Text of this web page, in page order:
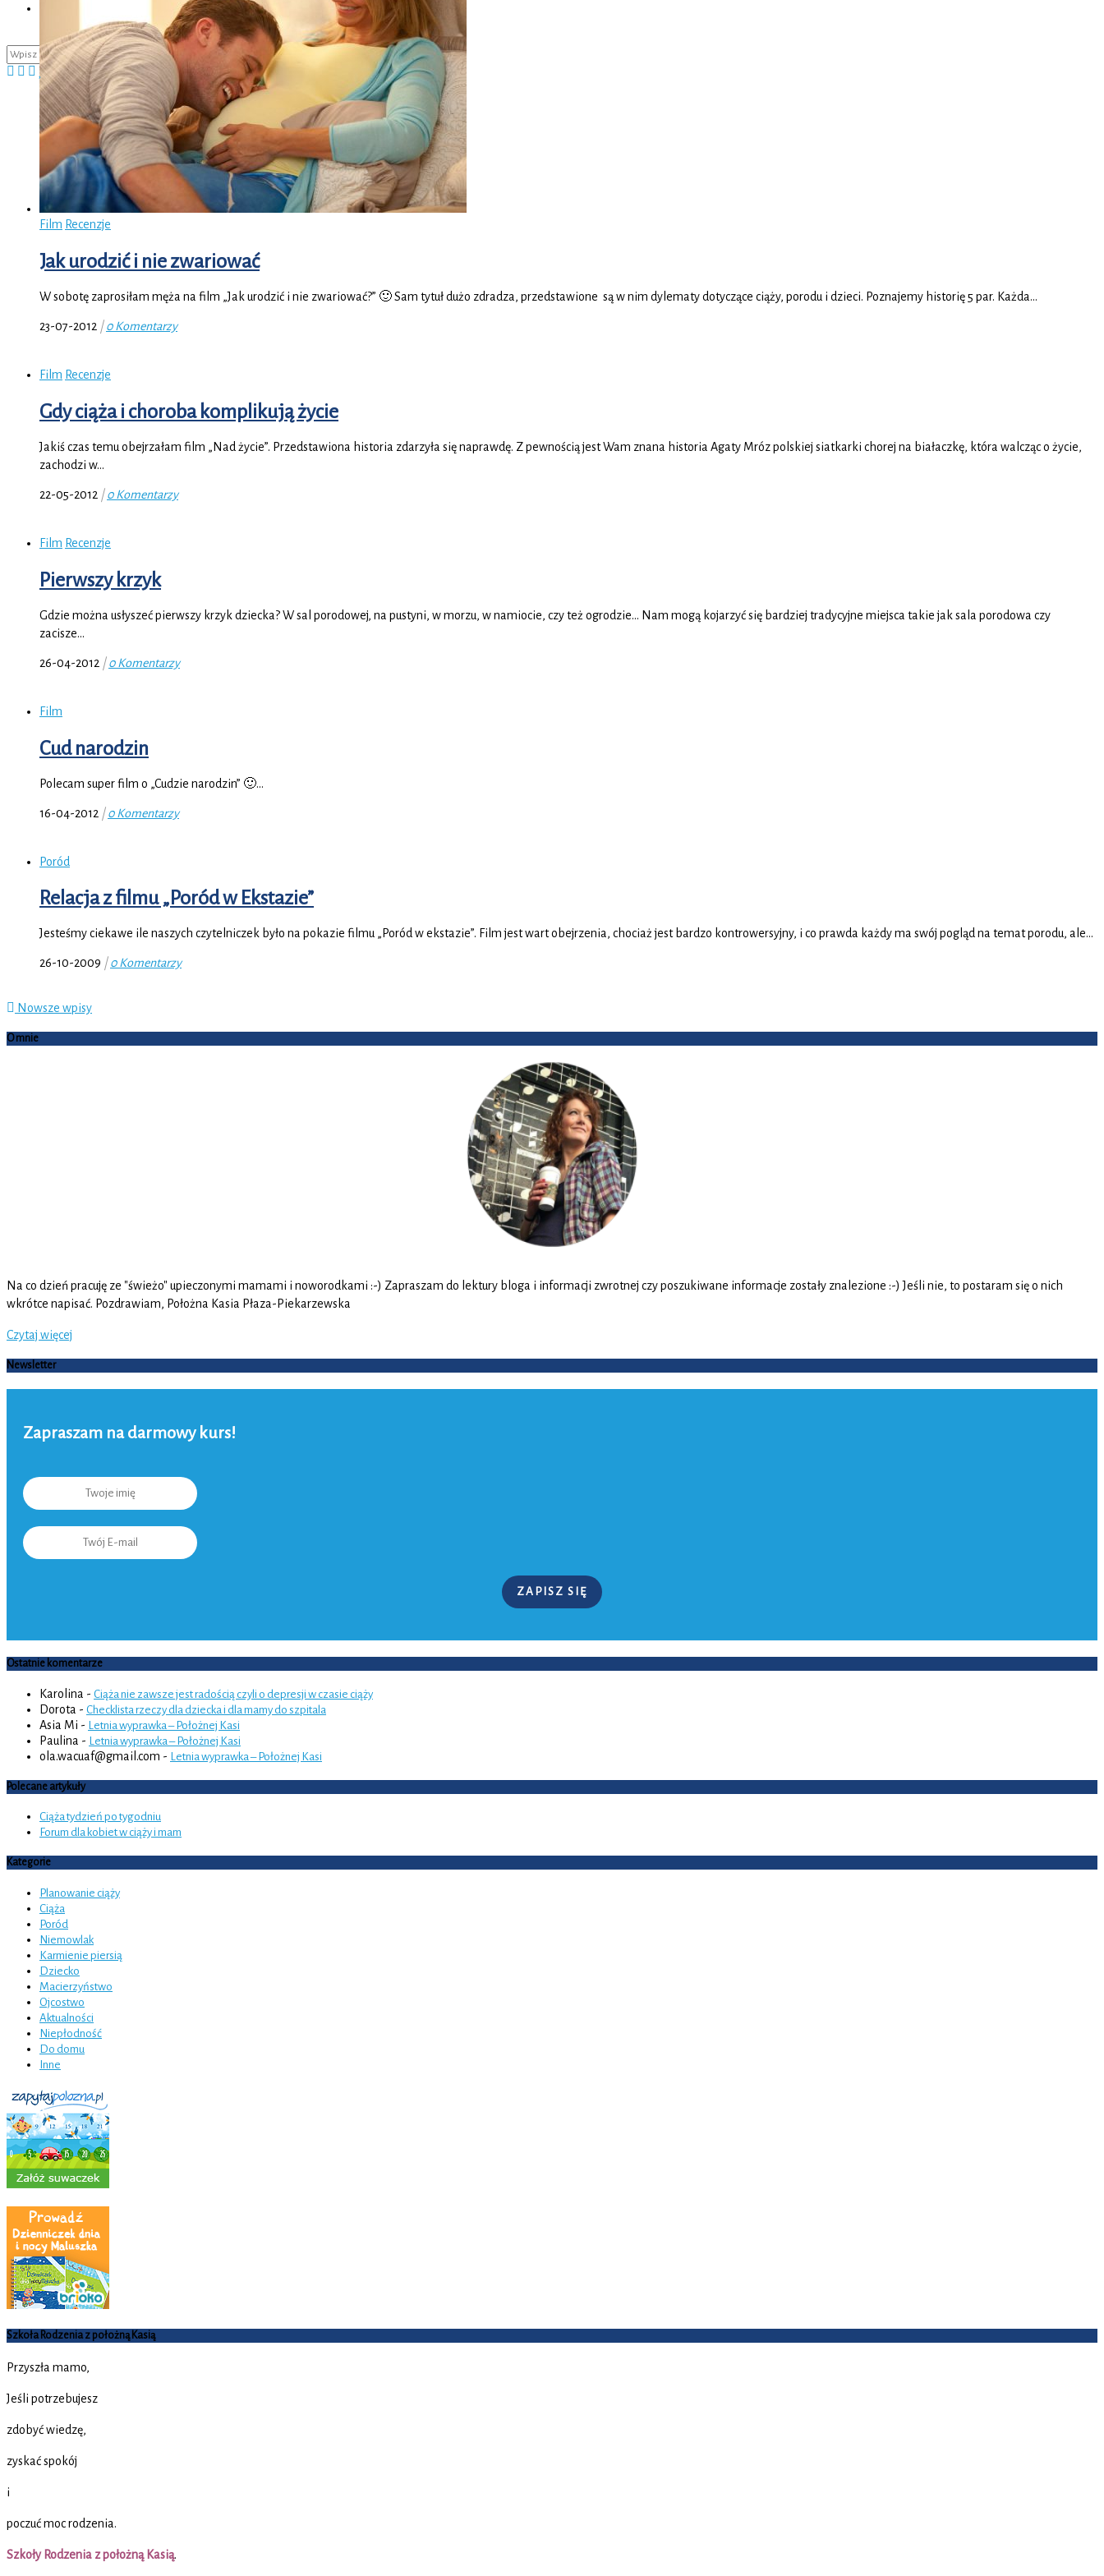
Film Recenzje
Jak urodzić i nie zwariować
W sobotę zaprosiłam męża na film „Jak urodzić i nie zwariować?” 🙂 Sam tytuł dużo zdradza, przedstawione są w nim dylematy dotyczące ciąży, porodu i dzieci. Poznajemy historię 5 par. Każda…
23-07-2012 |0 Komentarzy
Film Recenzje
Gdy ciąża i choroba komplikują życie
Jakiś czas temu obejrzałam film „Nad życie”. Przedstawiona historia zdarzyła się naprawdę. Z pewnością jest Wam znana historia Agaty Mróz polskiej siatkarki chorej na białaczkę, która walcząc o życie,
zachodzi w…
22-05-2012 |0 Komentarzy
Film Recenzje
Pierwszy krzyk
Gdzie można usłyszeć pierwszy krzyk dziecka? W sal porodowej, na pustyni, w morzu, w namiocie, czy też ogrodzie… Nam mogą kojarzyć się bardziej tradycyjne miejsca takie jak sala porodowa czy
zacisze…
26-04-2012 |0 Komentarzy
Film
Cud narodzin
Polecam super film o „Cudzie narodzin” 🙂…
16-04-2012 |0 Komentarzy
Poród
Relacja z filmu „Poród w Ekstazie”
Jesteśmy ciekawe ile naszych czytelniczek było na pokazie filmu „Poród w ekstazie”. Film jest wart obejrzenia, chociaż jest bardzo kontrowersyjny, i co prawda każdy ma swój pogląd na temat porodu, ale…
26-10-2009 |0 Komentarzy
Nowsze wpisy
O mnie
Na co dzień pracuję ze "świeżo" upieczonymi mamami i noworodkami :-) Zapraszam do lektury bloga i informacji zwrotnej czy poszukiwane informacje zostały znalezione :-) Jeśli nie, to postaram się o nich
wkrótce napisać. Pozdrawiam, Położna Kasia Płaza-Piekarzewska
Czytaj więcej
Newsletter
Zapraszam na darmowy kurs!
ZAPISZ SIĘ
Ostatnie komentarze
Karolina - Ciąża nie zawsze jest radością czyli o depresji w czasie ciąży
Dorota - Checklista rzeczy dla dziecka i dla mamy do szpitala
Asia Mi - Letnia wyprawka – Położnej Kasi
Paulina - Letnia wyprawka – Położnej Kasi
ola.wacuaf@gmail.com - Letnia wyprawka – Położnej Kasi
Polecane artykuły
Ciąża tydzień po tygodniu
Forum dla kobiet w ciąży i mam
Kategorie
Planowanie ciąży
Ciąża
Poród
Niemowlak
Karmienie piersią
Dziecko
Macierzyństwo
Ojcostwo
Aktualności
Niepłodność
Do domu
Inne
Szkoła Rodzenia z położną Kasią
Przyszła mamo,
Jeśli potrzebujesz
zdobyć wiedzę,
zyskać spokój
i
poczuć moc rodzenia.
Szkoły Rodzenia z położną Kasią.